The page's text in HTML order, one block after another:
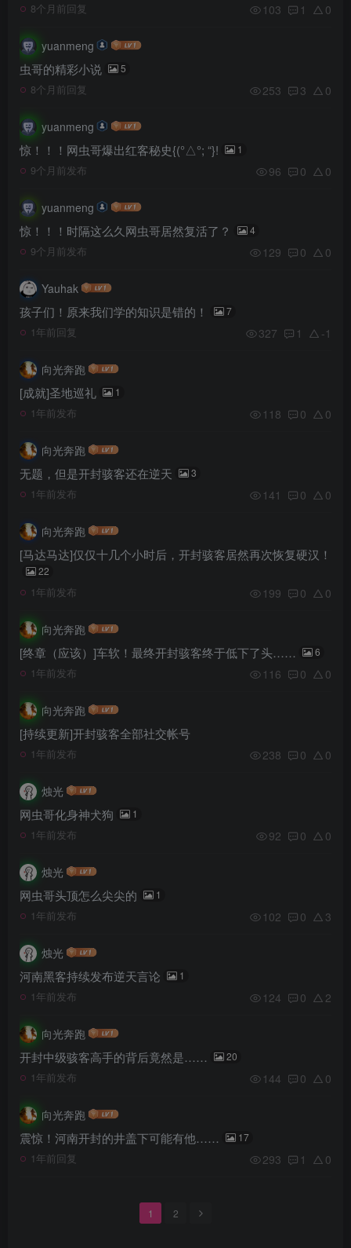
8个月前回复 103 1 0
yuanmeng
虫哥的精彩小说 5
8个月前回复 253 3 0
yuanmeng
惊！！！网虫哥爆出红客秘史{(°△°; “}! 1
9个月前发布 96 0 0
yuanmeng
惊！！！时隔这么久网虫哥居然复活了？ 4
9个月前发布 129 0 0
Yauhak
孩子们！原来我们学的知识是错的！ 7
1年前回复 327 1 -1
向光奔跑
[成就]圣地巡礼 1
1年前发布 118 0 0
向光奔跑
无题，但是开封骇客还在逆天 3
1年前发布 141 0 0
向光奔跑
[马达马达]仅仅十几个小时后，开封骇客居然再次恢复硬汉！
22
1年前发布 199 0 0
向光奔跑
[终章（应该）]车软！最终开封骇客终于低下了头…… 6
1年前发布 116 0 0
向光奔跑
[持续更新]开封骇客全部社交帐号
1年前发布 238 0 0
烛光
网虫哥化身神犬狗 1
1年前发布 92 0 0
烛光
网虫哥头顶怎么尖尖的 1
1年前发布 102 0 3
烛光
河南黑客持续发布逆天言论 1
1年前发布 124 0 2
向光奔跑
开封中级骇客高手的背后竟然是…… 20
1年前发布 144 0 0
向光奔跑
震惊！河南开封的井盖下可能有他…… 17
1年前回复 293 1 0
1 2